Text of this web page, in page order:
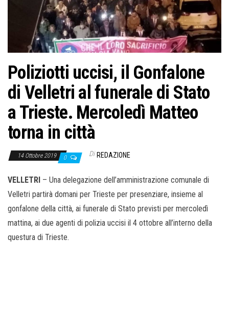
e
Poliziotti uccisi, il Gonfalone
di Velletri al funerale di Stato
a Trieste. Mercoledì Matteo
torna in città
14 Ottobre 2019 0 Di REDAZIONE
VELLETRI – Una delegazione dell’amministrazione comunale di
Velletri partirà domani per Trieste per presenziare, insieme al
gonfalone della città, ai funerale di Stato previsti per mercoledì
mattina, ai due agenti di polizia uccisi il 4 ottobre all’interno della
questura di Trieste.